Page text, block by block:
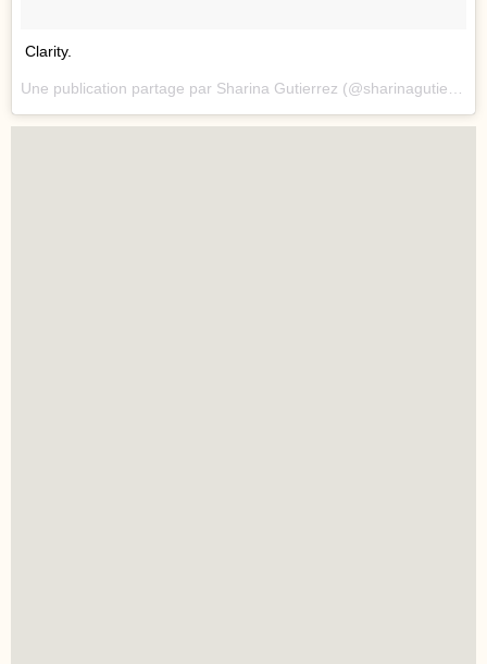
Clarity.
Une publication partage par Sharina Gutierrez (@sharinagutierrez) le